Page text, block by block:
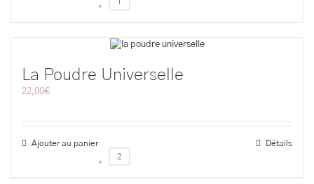
La Poudre Universelle
22,00€
Ajouter au panier
Détails
2